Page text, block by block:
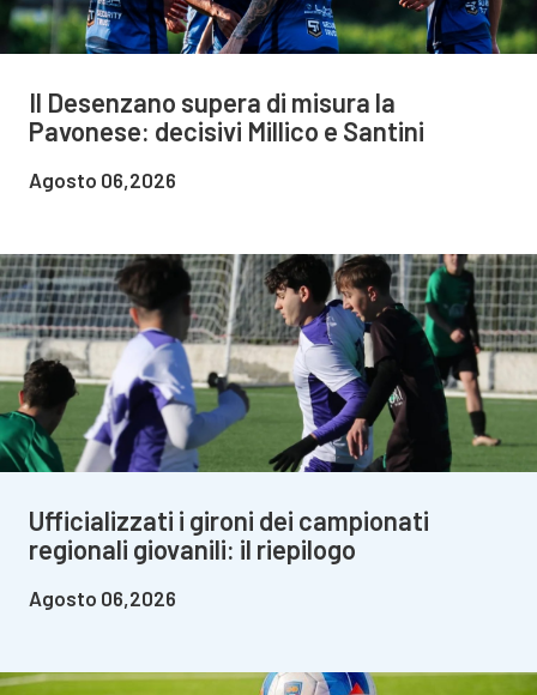
Il Desenzano supera di misura la
Pavonese: decisivi Millico e Santini
Agosto 06,2026
Ufficializzati i gironi dei campionati
regionali giovanili: il riepilogo
Agosto 06,2026